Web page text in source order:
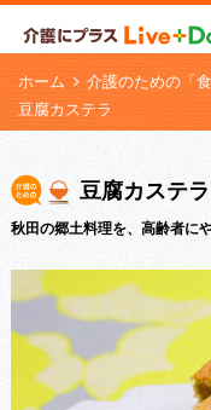
ホーム 介護のための「
豆腐カステラ
豆腐カステラ
秋田の郷土料理を、高齢者に